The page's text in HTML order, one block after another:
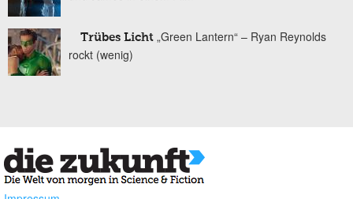
Trübes Licht „Green Lantern“ – Ryan Reynolds
rockt (wenig)